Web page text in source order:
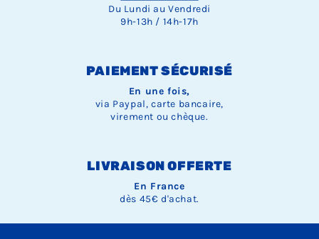
Du Lundi au Vendredi
9h-13h / 14h-17h
PAIEMENT SÉCURISÉ
En une fois,
via Paypal, carte bancaire,
virement ou chèque.
LIVRAISON OFFERTE
En France
dès 45€ d'achat.